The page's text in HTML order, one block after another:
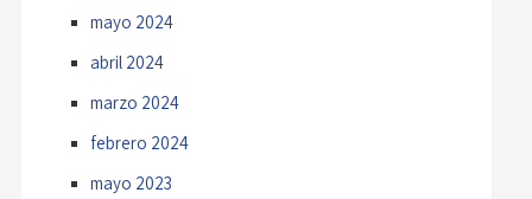
mayo 2024
abril 2024
marzo 2024
febrero 2024
mayo 2023